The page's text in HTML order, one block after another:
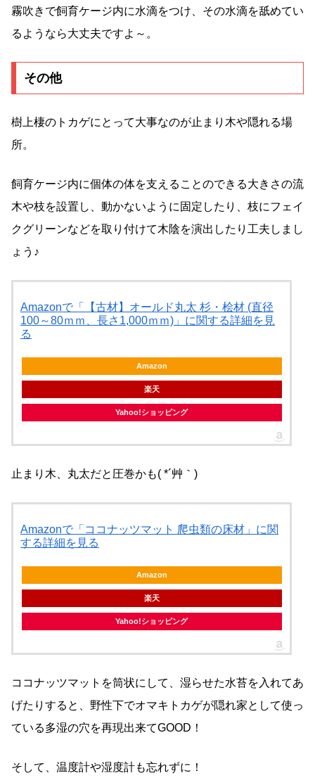
霧吹きで飼育ケージ内に水滴をつけ、その水滴を舐めてい
るようなら大丈夫ですよ～。
その他
樹上棲のトカゲにとって大事なのが止まり木や隠れる場
所。
飼育ケージ内に個体の体を支えることのできる大きさの流
木や枝を設置し、動かないように固定したり、枝にフェイ
クグリーンなどを取り付けて木陰を演出したり工夫しまし
ょう♪
Amazonで「【古材】オールド丸太 杉・桧材 (直径
100～80ｍｍ、長さ1,000ｍｍ)」に関する詳細を見
る
Amazon
楽天
Yahoo!ショッピング
止まり木、丸太だと圧巻かも( *´艸｀)
Amazonで「ココナッツマット 爬虫類の床材」に関
する詳細を見る
Amazon
楽天
Yahoo!ショッピング
ココナッツマットを筒状にして、湿らせた水苔を入れてあ
げたりすると、野性下でオマキトカゲが隠れ家として使っ
ている多湿の穴を再現出来てGOOD！
そして、温度計や湿度計も忘れずに！